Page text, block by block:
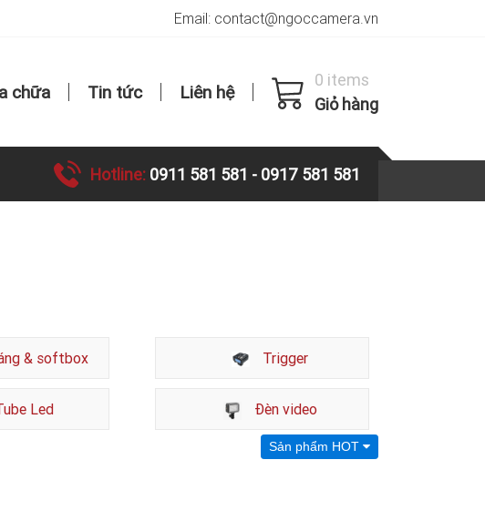
Email: contact@ngoccamera.vn
chữa Tin tức Liên hệ
0 items
Giỏ hàng
Hotline: 0911 581 581 - 0917 581 581
& softbox Trigger
Led Đèn video
Sản phẩm HOT